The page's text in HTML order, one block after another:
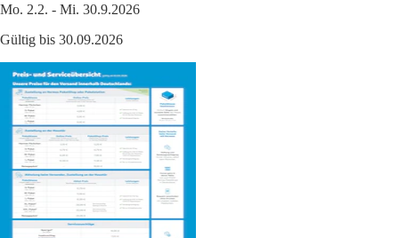
Mo. 2.2. - Mi. 30.9.2026
Gültig bis 30.09.2026